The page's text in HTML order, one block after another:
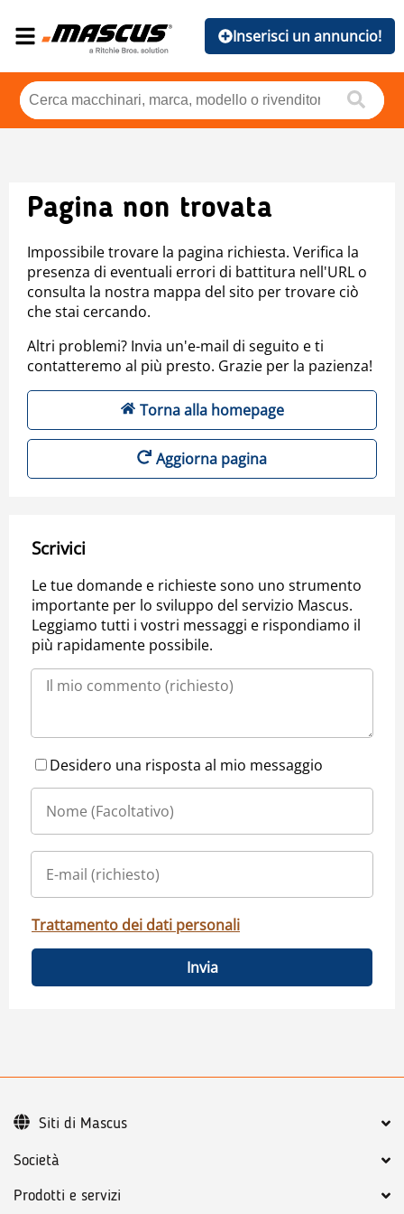
Inserisci un annuncio!
Pagina non trovata
Impossibile trovare la pagina richiesta. Verifica la
presenza di eventuali errori di battitura nell'URL o
consulta la nostra mappa del sito per trovare ciò
che stai cercando.
Altri problemi? Invia un'e-mail di seguito e ti
contatteremo al più presto. Grazie per la pazienza!
Torna alla homepage
Aggiorna pagina
Scrivici
Le tue domande e richieste sono uno strumento
importante per lo sviluppo del servizio Mascus.
Leggiamo tutti i vostri messaggi e rispondiamo il
più rapidamente possibile.
Desidero una risposta al mio messaggio
Trattamento dei dati personali
Invia
Società
Prodotti e servizi
Siti di Mascus